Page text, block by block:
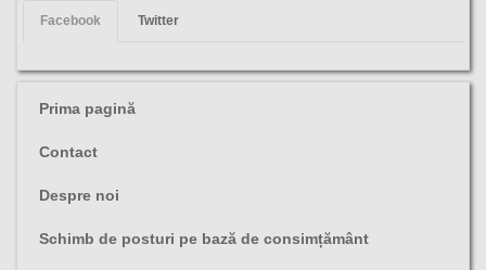
Facebook Twitter
Prima pagină
Contact
Despre noi
Schimb de posturi pe bază de consimțământ